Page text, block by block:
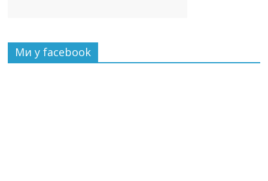
Ми у facebook